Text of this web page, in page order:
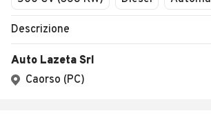
Descrizione
Auto Lazeta Srl
Caorso (PC)